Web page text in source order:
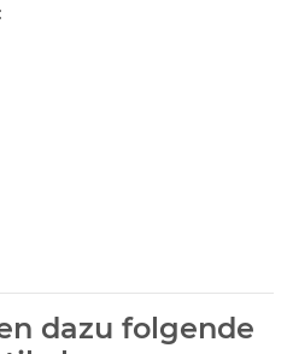
dazu folgende